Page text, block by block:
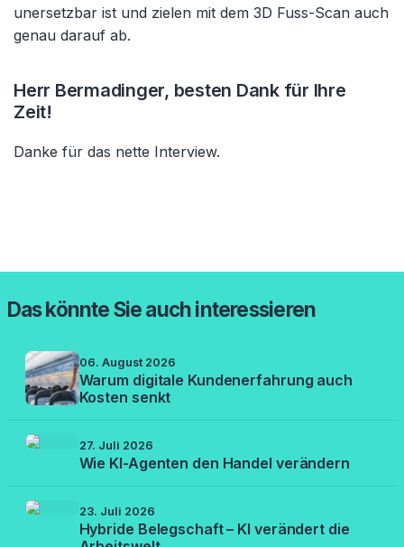
unersetzbar ist und zielen mit dem 3D Fuss-Scan auch
genau darauf ab.
Herr Bermadinger, besten Dank für Ihre
Zeit!
Danke für das nette Interview.
Das könnte Sie auch interessieren
06. August 2026
Warum digitale Kundenerfahrung auch
Kosten senkt
27. Juli 2026
Wie KI-Agenten den Handel verändern
23. Juli 2026
Hybride Belegschaft – KI verändert die